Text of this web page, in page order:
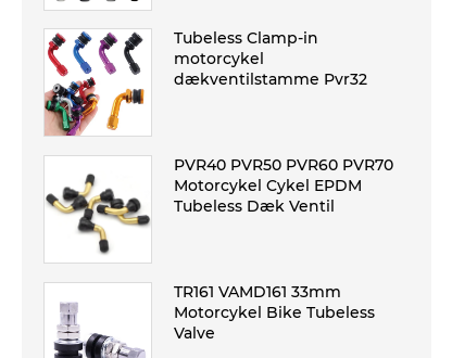
Tubeless Clamp-in
motorcykel
dækventilstamme Pvr32
PVR40 PVR50 PVR60 PVR70
Motorcykel Cykel EPDM
Tubeless Dæk Ventil
TR161 VAMD161 33mm
Motorcykel Bike Tubeless
Valve